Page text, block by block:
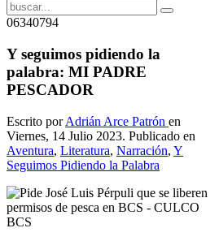
06340794
Y seguimos pidiendo la
palabra: MI PADRE
PESCADOR
Escrito porAdrián Arce Patrón en
Viernes, 14 Julio 2023. Publicado en
Aventura, Literatura, Narración, Y
Seguimos Pidiendo la Palabra